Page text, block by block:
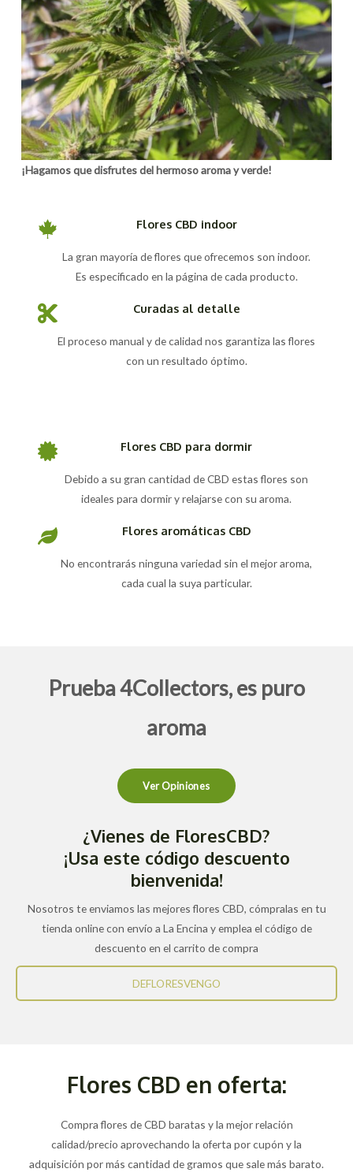
¡Hagamos que disfrutes del hermoso aroma y verde!
Flores CBD indoor
La gran mayoría de flores que ofrecemos son indoor.
Es especificado en la página de cada producto.
Curadas al detalle
El proceso manual y de calidad nos garantiza las flores
con un resultado óptimo.
Flores CBD para dormir
Debido a su gran cantidad de CBD estas flores son
ideales para dormir y relajarse con su aroma.
Flores aromáticas CBD
No encontrarás ninguna variedad sin el mejor aroma,
cada cual la suya particular.
Prueba 4Collectors, es puro
aroma
Ver Opiniones
¿Vienes de FloresCBD?
¡Usa este código descuento
bienvenida!
Nosotros te enviamos las mejores flores CBD, cómpralas en tu
tienda online con envío a La Encina y emplea el código de
descuento en el carrito de compra
DEFLORESVENGO
Flores CBD en oferta:
Compra flores de CBD baratas y la mejor relación
calidad/precio aprovechando la oferta por cupón y la
adquisición por más cantidad de gramos que sale más barato.